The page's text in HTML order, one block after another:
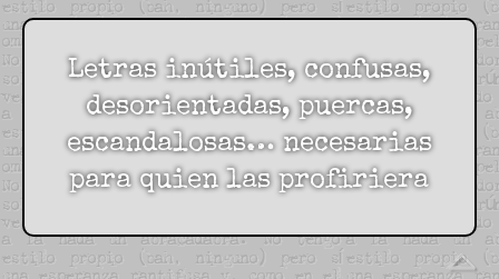
Letras inútiles, confusas,
desorientadas, puercas,
escandalosas… necesarias
para quien las profiriera